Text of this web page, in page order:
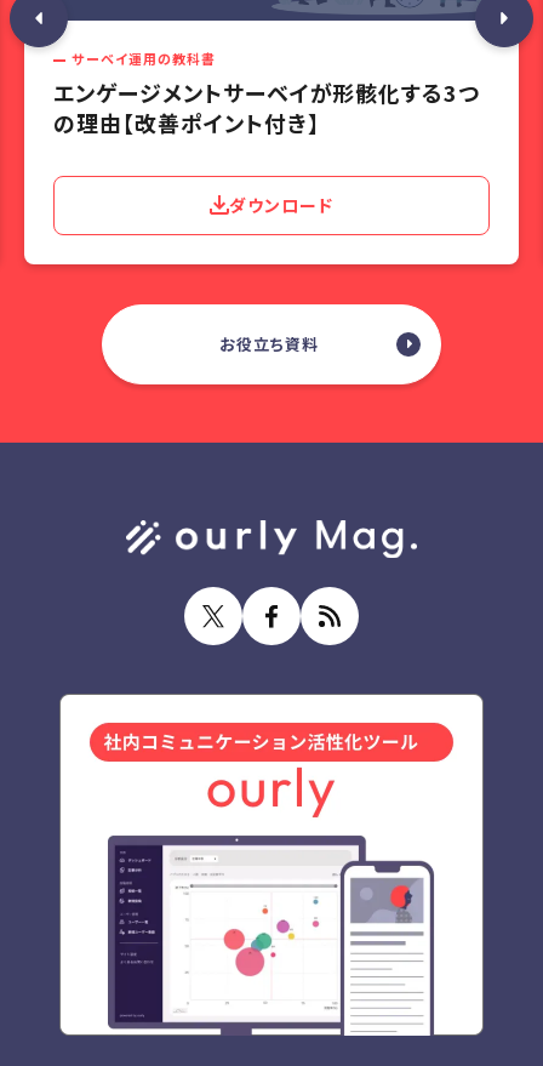
サーベイ運用の教科書
エンゲージメントサーベイが形骸化する3つ
の理由【改善ポイント付き】
ダウンロード
お役立ち資料